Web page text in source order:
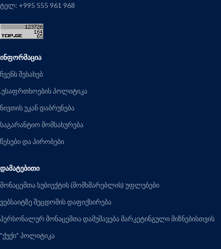
ტელ: +995 555 961 968
ᲘᲜᲤᲝᲠᲛᲐᲪᲘᲐ
ჩვენს შესახებ
.უსაფრთხოების პოლიტიკა
ნივთის უკან დაბრუნება
საგარანტიო მომსახურება
წესები და პირობები
ᲓᲐᲛᲐᲢᲔᲑᲘᲗᲘ
მონაცემთა სუბიექტის (მომხმარებლის) უფლებები
ვებსაიტზე შეცდომის დაფიქსირება
პერსონალურ მონაცემთა დამუშავება მარკეტინგული მიზნებისთვის
"ქუქი" პოლიტიკა